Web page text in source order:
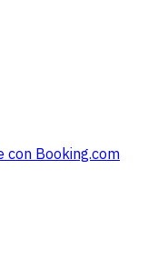
con Booking.com